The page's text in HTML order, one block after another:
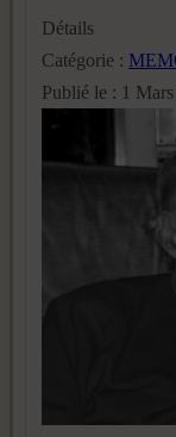
Détails
Catégorie :
Publié le : 1